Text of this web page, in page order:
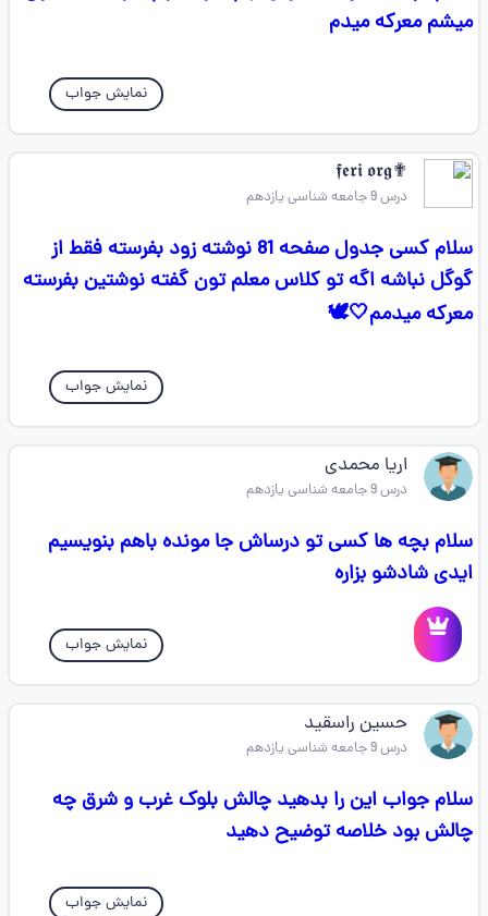
میشم معرکه میدم
نمایش جواب
✟𝖋𝖊𝖗𝖎 𝖔𝖗𝖌
درس 9 جامعه شناسی یازدهم
سلام کسی جدول صفحه 81 نوشته زود بفرسته فقط از
گوگل نباشه اگه تو کلاس معلم تون گفته نوشتین بفرسته
معرکه میدمم🤍🕊
نمایش جواب
اریا محمدی
درس 9 جامعه شناسی یازدهم
سلام بچه ها کسی تو درساش جا مونده باهم بنویسیم
ایدی شادشو بزاره
نمایش جواب
حسین راسقید
درس 9 جامعه شناسی یازدهم
سلام جواب این را بدهید چالش بلوک غرب و شرق چه
چالش بود خلاصه توضیح دهید
نمایش جواب